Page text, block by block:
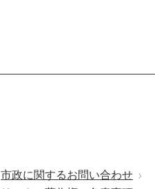
市政に関するお問い合わせ